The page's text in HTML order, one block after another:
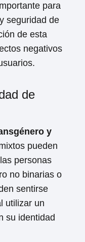
para
seguridad de
de esta
negativos
de
y
pueden
personas
no binarias o
sentirse
utilizar un
su identidad